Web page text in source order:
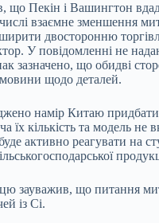
що Пекін і Вашингтон
взаємне зменшення
двосторонню
У повідомленні не
зазначено, що обидві
щодо деталей.
намір Китаю
їх кількість та модель не
активно реагувати на
зауважив, що питання
із Сі.